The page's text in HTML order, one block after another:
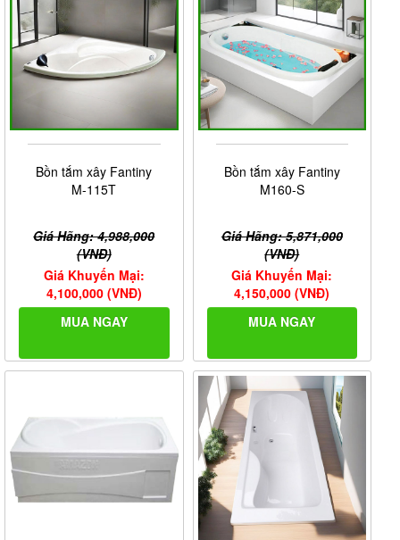
Bồn tắm xây Fantiny
M-115T
Giá Hãng: 4,988,000
(VNĐ)
Giá Khuyến Mại:
4,100,000 (VNĐ)
MUA NGAY
Bồn tắm xây Fantiny
M160-S
Giá Hãng: 5,871,000
(VNĐ)
Giá Khuyến Mại:
4,150,000 (VNĐ)
MUA NGAY